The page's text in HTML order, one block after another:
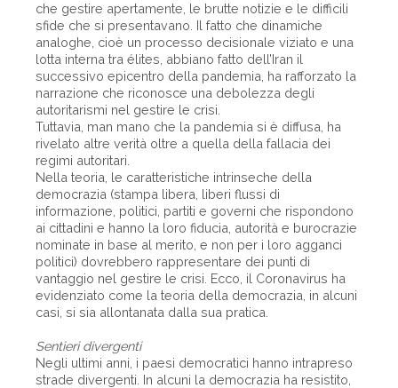
che gestire apertamente, le brutte notizie e le difficili
sfide che si presentavano. Il fatto che dinamiche
analoghe, cioè un processo decisionale viziato e una
lotta interna tra élites, abbiano fatto dell’Iran il
successivo epicentro della pandemia, ha rafforzato la
narrazione che riconosce una debolezza degli
autoritarismi nel gestire le crisi.
Tuttavia, man mano che la pandemia si è diffusa, ha
rivelato altre verità oltre a quella della fallacia dei
regimi autoritari.
Nella teoria, le caratteristiche intrinseche della
democrazia (stampa libera, liberi flussi di
informazione, politici, partiti e governi che rispondono
ai cittadini e hanno la loro fiducia, autorità e burocrazie
nominate in base al merito, e non per i loro agganci
politici) dovrebbero rappresentare dei punti di
vantaggio nel gestire le crisi. Ecco, il Coronavirus ha
evidenziato come la teoria della democrazia, in alcuni
casi, si sia allontanata dalla sua pratica.
Sentieri divergenti
Negli ultimi anni, i paesi democratici hanno intrapreso
strade divergenti. In alcuni la democrazia ha resistito,